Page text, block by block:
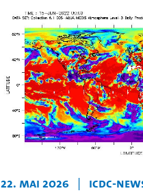
22. Mai 2026 | icdc-